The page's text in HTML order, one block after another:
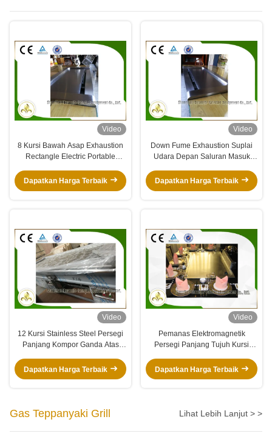
Video
8 Kursi Bawah Asap Exhaustion
Rectangle Electric Portable
Dapatkan Harga Terbaik
Video
Down Fume Exhaustion Suplai
Udara Depan Saluran Masuk
Listrik Teppanyaki Grill Meja 7
Kursi
Dapatkan Harga Terbaik
Video
12 Kursi Stainless Steel Persegi
Panjang Kompor Ganda Atas
Meja Panggangan Teppanyaki
Dapatkan Harga Terbaik
Video
Pemanas Elektromagnetik
Persegi Panjang Tujuh Kursi
Listrik
Dapatkan Harga Terbaik
Gas Teppanyaki Grill Lihat Lebih Lanjut > >